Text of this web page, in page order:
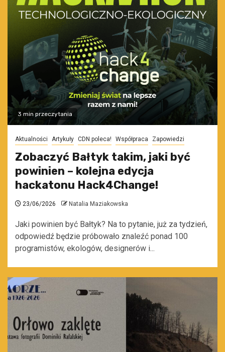
3 min przeczytania
Aktualności Artykuły CDN poleca! Współpraca Zapowiedzi
Zobaczyć Bałtyk takim, jaki być
powinien – kolejna edycja
hackatonu Hack4Change!
23/06/2026 Natalia Maziakowska
Jaki powinien być Bałtyk? Na to pytanie, już za tydzień,
odpowiedź będzie próbowało znaleźć ponad 100
programistów, ekologów, designerów i...